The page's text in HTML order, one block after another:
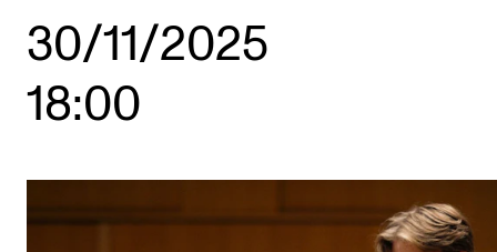
Doktorgrad
Årsstudium og videreutdanning
30/11/2025
18:00